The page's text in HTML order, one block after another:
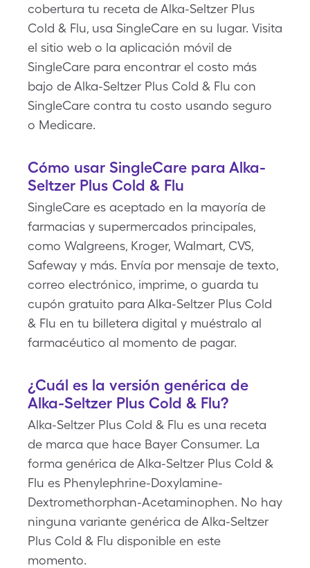
cobertura tu receta de Alka-Seltzer Plus
Cold & Flu, usa SingleCare en su lugar. Visita
el sitio web o la aplicación móvil de
SingleCare para encontrar el costo más
bajo de Alka-Seltzer Plus Cold & Flu con
SingleCare contra tu costo usando seguro
o Medicare.
Cómo usar SingleCare para Alka-
Seltzer Plus Cold & Flu
SingleCare es aceptado en la mayoría de
farmacias y supermercados principales,
como Walgreens, Kroger, Walmart, CVS,
Safeway y más. Envía por mensaje de texto,
correo electrónico, imprime, o guarda tu
cupón gratuito para Alka-Seltzer Plus Cold
& Flu en tu billetera digital y muéstralo al
farmacéutico al momento de pagar.
¿Cuál es la versión genérica de
Alka-Seltzer Plus Cold & Flu?
Alka-Seltzer Plus Cold & Flu es una receta
de marca que hace Bayer Consumer. La
forma genérica de Alka-Seltzer Plus Cold &
Flu es Phenylephrine-Doxylamine-
Dextromethorphan-Acetaminophen. No hay
ninguna variante genérica de Alka-Seltzer
Plus Cold & Flu disponible en este
momento.